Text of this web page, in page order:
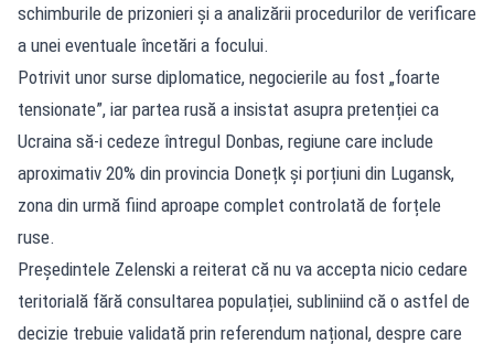
schimburile de prizonieri și a analizării procedurilor de verificare
a unei eventuale încetări a focului.
Potrivit unor surse diplomatice, negocierile au fost „foarte
tensionate”, iar partea rusă a insistat asupra pretenției ca
Ucraina să-i cedeze întregul Donbas, regiune care include
aproximativ 20% din provincia Donețk și porțiuni din Lugansk,
zona din urmă fiind aproape complet controlată de forțele
ruse.
Președintele Zelenski a reiterat că nu va accepta nicio cedare
teritorială fără consultarea populației, subliniind că o astfel de
decizie trebuie validată prin referendum național, despre care